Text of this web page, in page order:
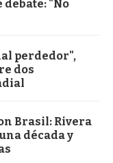
"No
perdedor",
dos
Brasil: Rivera
década y